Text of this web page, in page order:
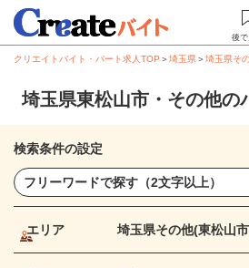
後で
クリエイトバイト・パート求人TOP ＞埼玉県＞埼玉県そ
埼玉県東松山市・その他の
検索条件の設定
エリア 埼玉県その他(東松山